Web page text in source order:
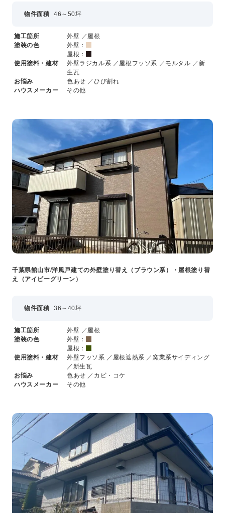
物件面積 46～50坪
施工箇所
外壁 ／屋根
塗装の色
外壁：
屋根：
使用塗料・建材
外壁ラジカル系 ／屋根フッソ系 ／モルタル ／新
生瓦
お悩み
色あせ ／ひび割れ
ハウスメーカー
その他
千葉県館山市/洋風戸建ての外壁塗り替え（ブラウン系）・屋根塗り替
え（アイビーグリーン）
物件面積 36～40坪
施工箇所
外壁 ／屋根
塗装の色
外壁：
屋根：
使用塗料・建材
外壁フッソ系 ／屋根遮熱系 ／窯業系サイディング
／新生瓦
お悩み
色あせ ／カビ・コケ
ハウスメーカー
その他